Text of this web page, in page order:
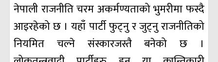
नेपाली राजनीति चरम अकर्मण्यताको भुमरीमा फस्दै
आइरहेको छ । यहाँ पार्टी फुट्नु र जुट्नु राजनीतिको
नियमित चल्ने संस्कारजस्तै बनेको छ ।